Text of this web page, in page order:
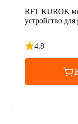
RFT KUROK
устройство
4.8
Рейтинг 4.8 из 5